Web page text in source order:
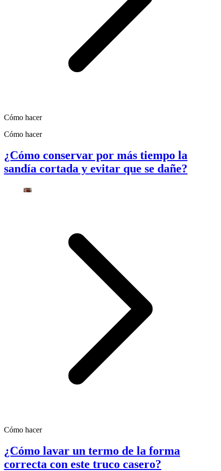
Cómo hacer
Cómo hacer
¿Cómo conservar por más tiempo la
sandía cortada y evitar que se dañe?
Cómo hacer
¿Cómo lavar un termo de la forma
correcta con este truco casero?